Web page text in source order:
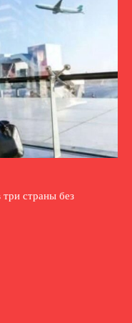
страны без